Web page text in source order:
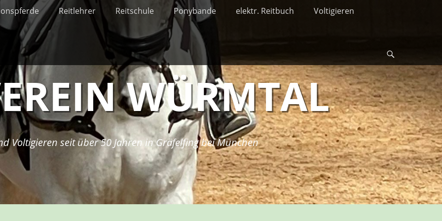
Reitlehrer Reitschule Ponybande elektr. Reitbuch
Voltigieren
WÜRMTAL
Voltigieren seit über 50 Jahren in Gräfelfing bei München